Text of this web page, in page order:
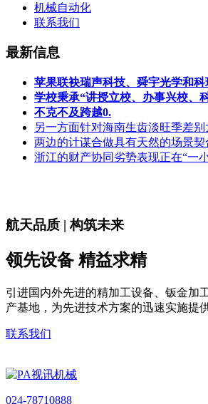
机械自动化
联系我们
最新信息
苹果联袂瑞声科技、舜宇光学和科
学校秉承“讲授立校、办事兴校、
不克不及跨越0.
另一方面针对海南生齿淡旺季差别
两边的计谋合做具有天然的场景契
浙江的财产协同劣势表现正在“一
航天品质 | 构筑未来
领先设备 精益求精
引进国内外先进的精加工设备、钣金加
产基地，为先进技术方案的迅速实施提
联系我们
024-78710888